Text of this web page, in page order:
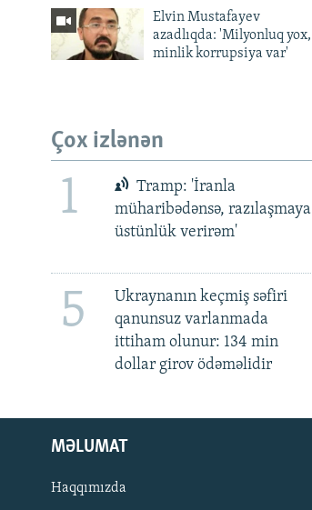
Elvin Mustafayev
azadlıqda: 'Milyonluq yox,
minlik korrupsiya var'
Çox izlənən
1
Tramp: 'İranla
müharibədənsə, razılaşmaya
üstünlük verirəm'
5
Ukraynanın keçmiş səfiri
qanunsuz varlanmada
ittiham olunur: 134 min
dollar girov ödəməlidir
MƏLUMAT
Haqqımızda